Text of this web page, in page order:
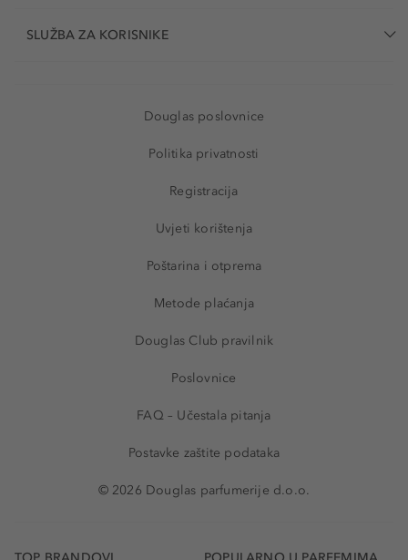
SLUŽBA ZA KORISNIKE
Douglas poslovnice
Politika privatnosti
Registracija
Uvjeti korištenja
Poštarina i otprema
Metode plaćanja
Douglas Club pravilnik
Poslovnice
FAQ – Učestala pitanja
Postavke zaštite podataka
© 2026 Douglas parfumerije d.o.o.